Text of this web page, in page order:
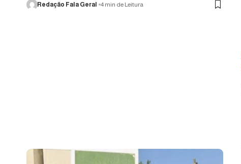
Redação Fala Geral 4 min de Leitura